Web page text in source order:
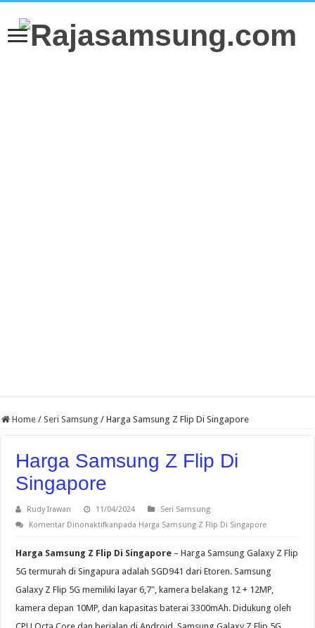
Home / Seri Samsung / Harga Samsung Z Flip Di Singapore
Harga Samsung Z Flip Di
Singapore
Rudy Irawan 11/04/2024
Seri Samsung
Komentar Dinonaktifkanpada Harga Samsung Z Flip Di Singapore
Harga Samsung Z Flip Di Singapore – Harga Samsung Galaxy Z Flip
5G termurah di Singapura adalah SGD941 dari Etoren. Samsung
Galaxy Z Flip 5G memiliki layar 6,7″, kamera belakang 12 + 12MP,
kamera depan 10MP, dan kapasitas baterai 3300mAh. Didukung oleh